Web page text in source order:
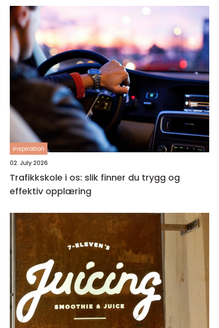
inspiration
02. July 2026
Trafikkskole i os: slik finner du trygg og
effektiv opplæring